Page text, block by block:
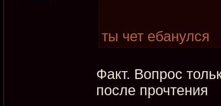
ты чет ебанулся
Факт. Вопрос
после прочтения